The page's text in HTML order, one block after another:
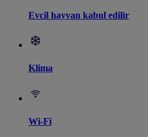
Evcil hayvan kabul edilir
Klima
Wi-Fi